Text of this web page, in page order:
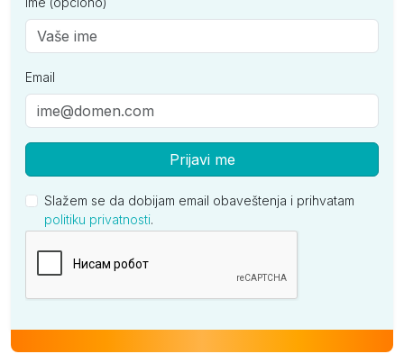
Email
Prijavi me
Slažem se da dobijam email obaveštenja i prihvatam
politiku privatnosti.